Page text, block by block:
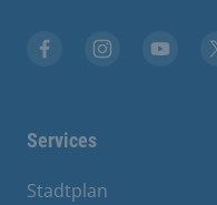
Services
Stadtplan